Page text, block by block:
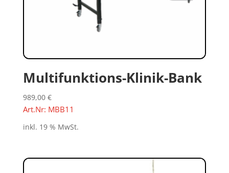
Multifunktions-Klinik-Bank
989,00 €
Art.Nr: MBB11
inkl. 19 % MwSt.